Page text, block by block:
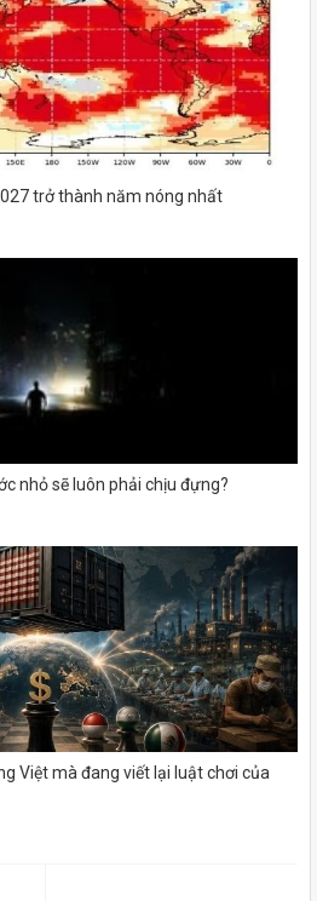
trở thành năm nóng nhất
nhỏ sẽ luôn phải chịu đựng?
Việt mà đang viết lại luật chơi của